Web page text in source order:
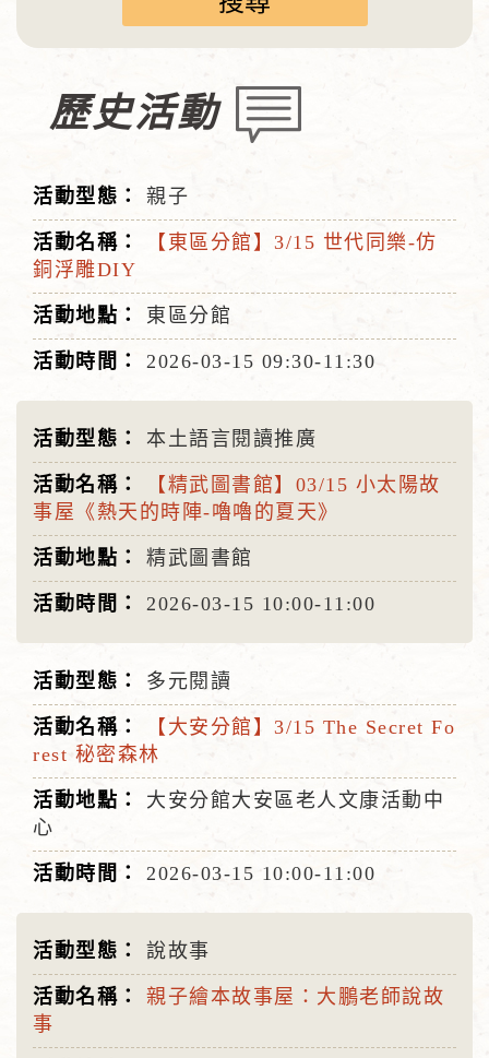
歷史活動
親子
【東區分館】3/15 世代同樂-仿
銅浮雕DIY
東區分館
2026-03-15 09:30-11:30
本土語言閱讀推廣
【精武圖書館】03/15 小太陽故
事屋《熱天的時陣-嚕嚕的夏天》
精武圖書館
2026-03-15 10:00-11:00
多元閱讀
【大安分館】3/15 The Secret Fo
rest 秘密森林
大安分館大安區老人文康活動中
心
2026-03-15 10:00-11:00
說故事
親子繪本故事屋：大鵬老師說故
事